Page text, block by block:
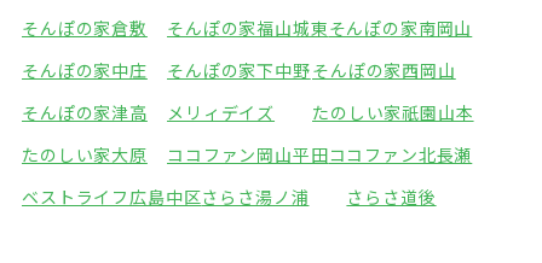
そんぽの家倉敷
そんぽの家福山城東そんぽの家南岡山
そんぽの家中庄
そんぽの家下中野そんぽの家西岡山
そんぽの家津高
メリィデイズ
たのしい家祇園山本
たのしい家大原
ココファン岡山平田ココファン北長瀬
ベストライフ広島中区さらさ湯ノ浦 さらさ道後